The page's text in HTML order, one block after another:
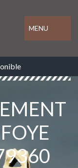
MENU